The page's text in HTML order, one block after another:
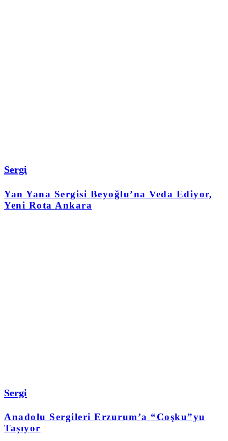
Sergi
Yan Yana Sergisi Beyoğlu’na Veda Ediyor,
Yeni Rota Ankara
Sergi
Anadolu Sergileri Erzurum’a “Coşku”yu
Taşıyor